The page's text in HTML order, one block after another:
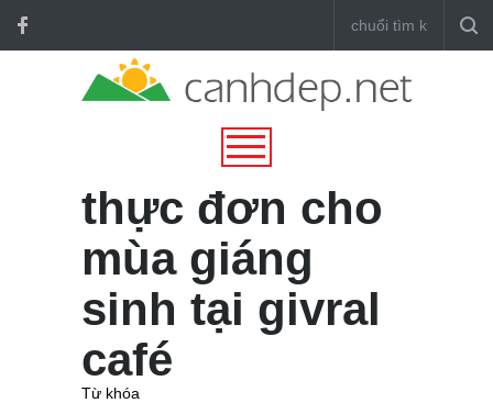
thực đơn cho
mùa giáng
sinh tại givral
café
Từ khóa